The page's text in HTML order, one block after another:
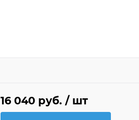
16 040 руб. / шт